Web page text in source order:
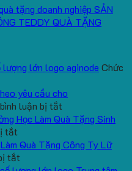
SẢN
TEDDY QUÀ TẶNG
lớn logo aginode Chức
yêu cầu cho
luận bị tắt
Quà
gối
Học Làm Quà Tặng Sinh
tắt
Gấu
Bông
Quà Tặng Công Ty Lữ
tắt